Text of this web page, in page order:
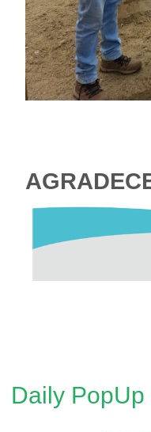
Daily PopUp